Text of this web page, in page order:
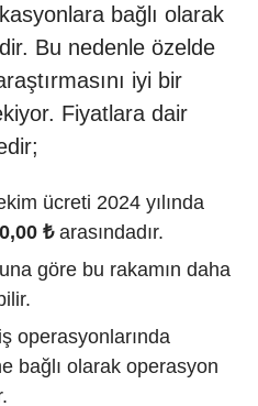
bağlı olarak
Bu nedenle özelde
iyi bir
Fiyatlara dair
ücreti 2024 yılında
₺ arasındadır.
göre bu rakamın daha
operasyonlarında
bağlı olarak operasyon